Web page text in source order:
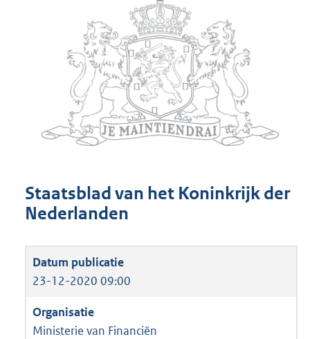
Staatsblad van het Koninkrijk der
Nederlanden
23-12-2020 09:00
Ministerie van Financiën